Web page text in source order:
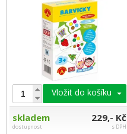
Vložit do košíku
skladem
dostupnost
229,- Kč
s DPH